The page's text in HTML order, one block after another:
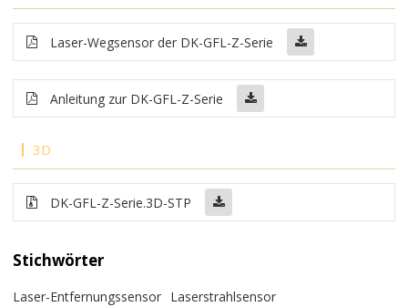
Laser-Wegsensor der DK-GFL-Z-Serie
Anleitung zur DK-GFL-Z-Serie
3D
DK-GFL-Z-Serie.3D-STP
Stichwörter
Laser-Entfernungssensor Laserstrahlsensor